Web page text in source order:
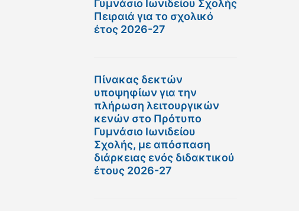
Γυμνάσιο Ιωνιδείου Σχολής
Πειραιά για το σχολικό
έτος 2026-27
Πίνακας δεκτών
υποψηφίων για την
πλήρωση λειτουργικών
κενών στο Πρότυπο
Γυμνάσιο Ιωνιδείου
Σχολής, με απόσπαση
διάρκειας ενός διδακτικού
έτους 2026-27